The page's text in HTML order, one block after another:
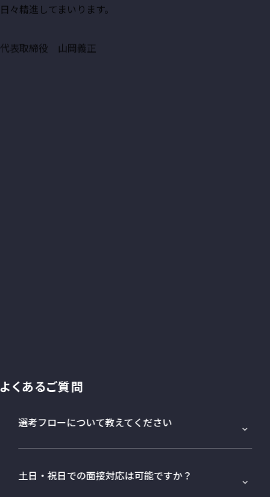
日々精進してまいります。
代表取締役 山岡義正
よくあるご質問
選考フローについて教えてください
土日・祝日での面接対応は可能ですか？